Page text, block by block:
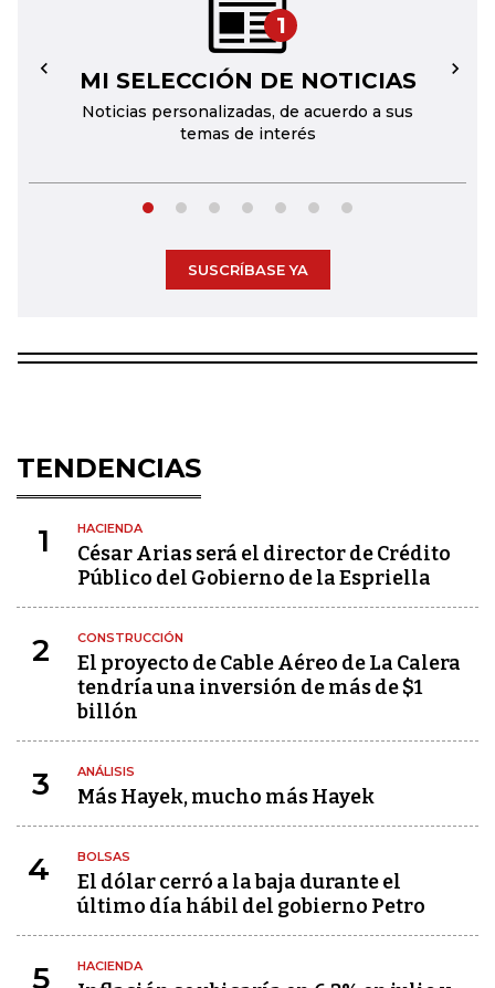
1
MI SELECCIÓN DE NOTICIAS
Noticias personalizadas, de acuerdo a sus
temas de interés
← →
SUSCRÍBASE YA
TENDENCIAS
1 HACIENDA
César Arias será el director de Crédito
Público del Gobierno de la Espriella
2 CONSTRUCCIÓN
El proyecto de Cable Aéreo de La Calera
tendría una inversión de más de $1
billón
3 ANÁLISIS
Más Hayek, mucho más Hayek
4 BOLSAS
El dólar cerró a la baja durante el
último día hábil del gobierno Petro
5 HACIENDA